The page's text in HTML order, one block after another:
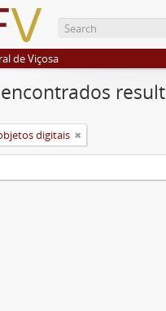
de Viçosa
digitais